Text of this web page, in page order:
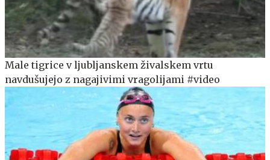
Male tigrice v ljubljanskem živalskem vrtu
navdušujejo z nagajivimi vragolijami #video